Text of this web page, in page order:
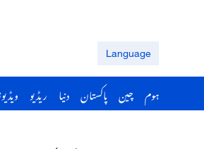
Language
ہوم چین پاکستان دنیا ریڈیو